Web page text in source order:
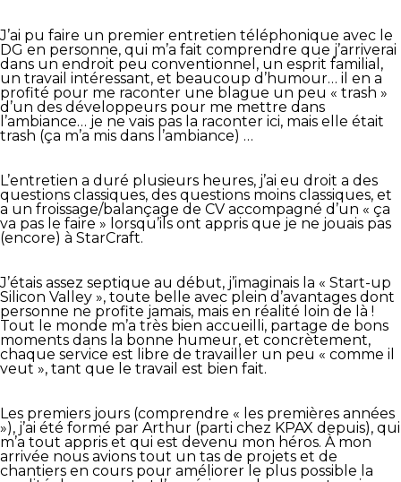
J’ai pu faire un premier entretien téléphonique avec le
DG en personne, qui m’a fait comprendre que j’arriverai
dans un endroit peu conventionnel, un esprit familial,
un travail intéressant, et beaucoup d’humour… il en a
profité pour me raconter une blague un peu « trash »
d’un des développeurs pour me mettre dans
l’ambiance… je ne vais pas la raconter ici, mais elle était
trash (ça m’a mis dans l’ambiance) …
L’entretien a duré plusieurs heures, j’ai eu droit a des
questions classiques, des questions moins classiques, et
a un froissage/balançage de CV accompagné d’un « ça
va pas le faire » lorsqu’ils ont appris que je ne jouais pas
(encore) à StarCraft.
J’étais assez septique au début, j’imaginais la « Start-up
Silicon Valley », toute belle avec plein d’avantages dont
personne ne profite jamais, mais en réalité loin de là !
Tout le monde m’a très bien accueilli, partage de bons
moments dans la bonne humeur, et concrètement,
chaque service est libre de travailler un peu « comme il
veut », tant que le travail est bien fait.
Les premiers jours (comprendre « les premières années
»), j’ai été formé par Arthur (parti chez KPAX depuis), qui
m’a tout appris et qui est devenu mon héros. À mon
arrivée nous avions tout un tas de projets et de
chantiers en cours pour améliorer le plus possible la